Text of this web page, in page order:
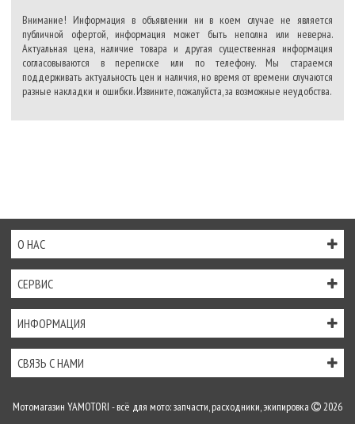
Внимание! Информация в объявлении ни в коем случае не является
публичной офертой, информация может быть неполна или неверна.
Актуальная цена, наличие товара и другая существенная информация
согласовываются в переписке или по телефону. Мы стараемся
поддерживать актуальность цен и наличия, но время от времени случаются
разные накладки и ошибки. Извините, пожалуйста, за возможные неудобства.
О НАС
СЕРВИС
ИНФОРМАЦИЯ
СВЯЗЬ С НАМИ
Мотомагазин YAMOTORI - всё для мото: запчасти, расходники, экипировка 2026